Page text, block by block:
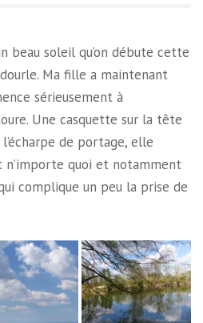
beau soleil qu’on débute cette
Ma fille a maintenant
sérieusement à
Une casquette sur la tête
de portage, elle
n’importe quoi et notamment
complique un peu la prise de